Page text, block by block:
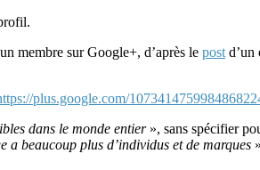
membre sur Google+, d’après le postd’un
plus.google.com/
dans le monde entier», sans spécifier
a beaucoup plus d’individus et de marques